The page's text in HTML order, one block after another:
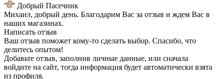
Добрый Пасечник
Михаил, добрый день. Благодарим Вас за отзыв и ждем Вас в
наших магазинах.
Написать отзыв
Ваш отзыв поможет кому-то сделать выбор. Спасибо, что
делитесь опытом!
Добавьте отзыв, заполнив личные данные, или сначала
войдите на сайт, тогда информация будет автоматически взята
из профиля.